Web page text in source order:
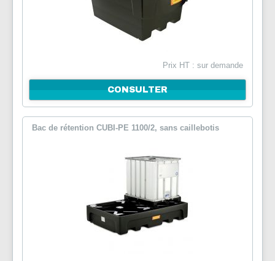
Prix HT : sur demande
CONSULTER
Bac de rétention CUBI-PE 1100/2, sans caillebotis